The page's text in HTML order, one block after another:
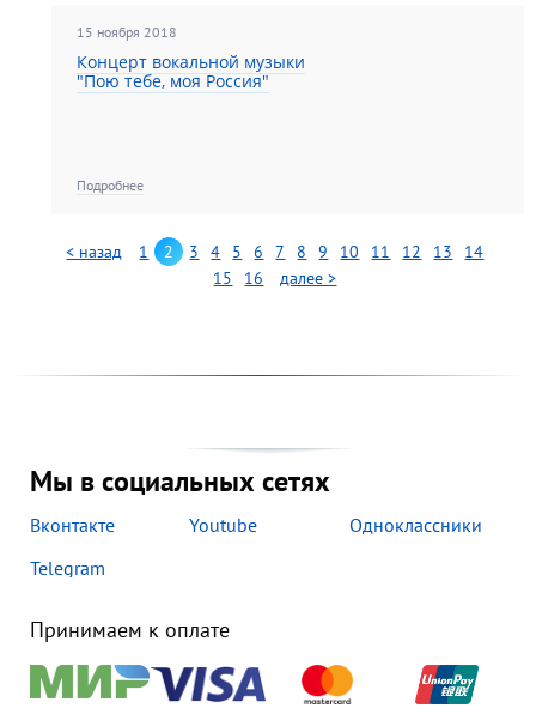
15 ноября 2018
Концерт вокальной музыки
"Пою тебе, моя Россия"
Подробнее
< назад 1 2 3 4 5 6 7 8 9 10 11 12 13
14
15
16 далее >
Мы в социальных сетях
Вконтакте Youtube
Одноклассники
Telegram
Принимаем к оплате